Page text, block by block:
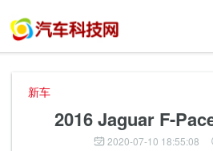
新车
2016 Jaguar F-
2020-07-10 18:55:08